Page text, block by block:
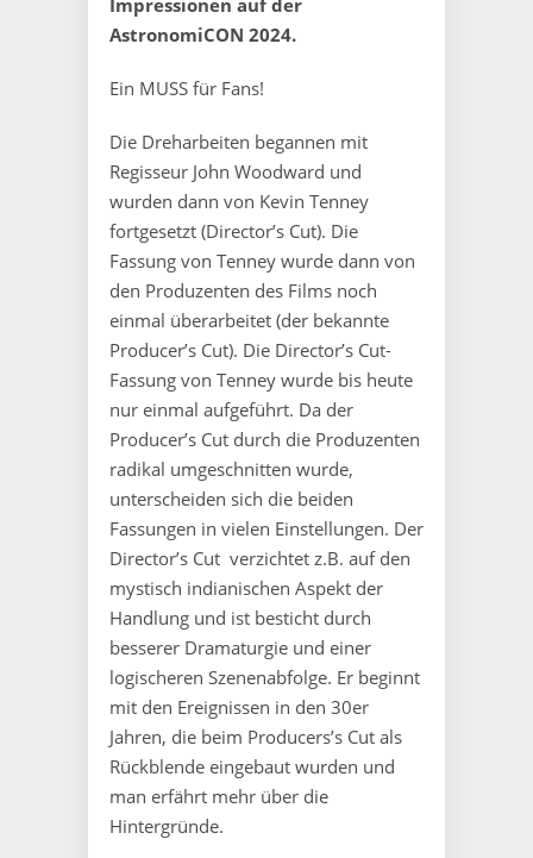
AstronomiCON 2024.
Ein MUSS für Fans!
Die Dreharbeiten begannen mit
Regisseur John Woodward und
wurden dann von Kevin Tenney
fortgesetzt (Director’s Cut). Die
Fassung von Tenney wurde dann von
den Produzenten des Films noch
einmal überarbeitet (der bekannte
Producer’s Cut). Die Director’s Cut-
Fassung von Tenney wurde bis heute
nur einmal aufgeführt. Da der
Producer’s Cut durch die Produzenten
radikal umgeschnitten wurde,
unterscheiden sich die beiden
Fassungen in vielen Einstellungen. Der
Director’s Cut verzichtet z.B. auf den
mystisch indianischen Aspekt der
Handlung und ist besticht durch
besserer Dramaturgie und einer
logischeren Szenenabfolge. Er beginnt
mit den Ereignissen in den 30er
Jahren, die beim Producers’s Cut als
Rückblende eingebaut wurden und
man erfährt mehr über die
Hintergründe.